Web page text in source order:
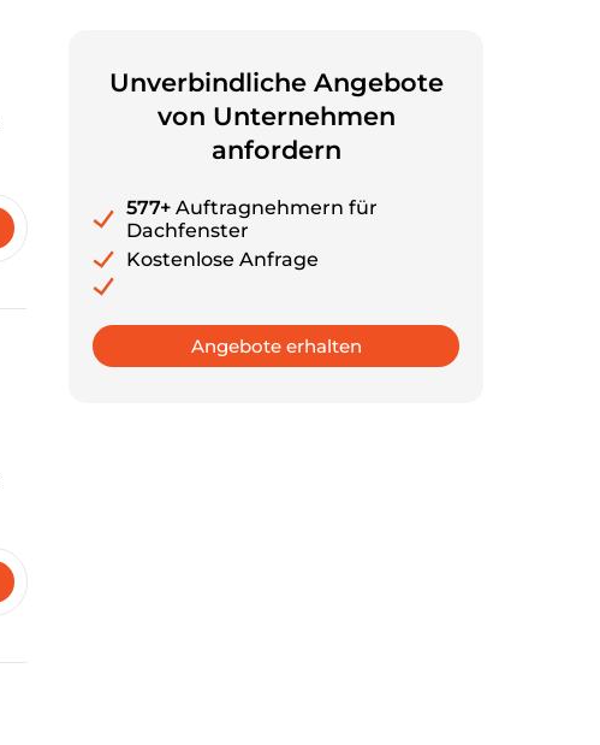
Unverbindliche Angebote
von Unternehmen
anfordern
577+ Auftragnehmern für
Dachfenster
Kostenlose Anfrage
Angebote erhalten